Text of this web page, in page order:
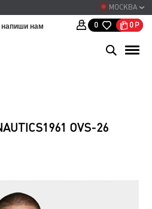
МОСКВА
напиши нам 0 0 Р
OVS-26